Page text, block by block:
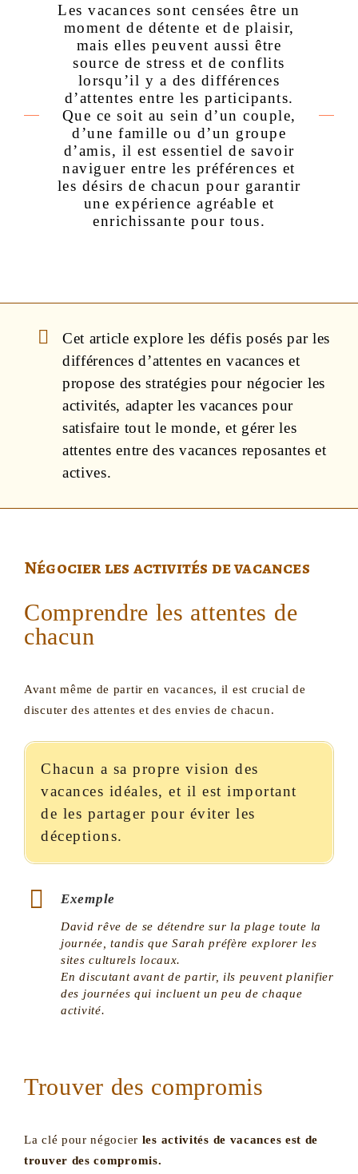
Les vacances sont censées être un
moment de détente et de plaisir,
mais elles peuvent aussi être
source de stress et de conflits
lorsqu’il y a des différences
d’attentes entre les participants.
Que ce soit au sein d’un couple,
d’une famille ou d’un groupe
d’amis, il est essentiel de savoir
naviguer entre les préférences et
les désirs de chacun pour garantir
une expérience agréable et
enrichissante pour tous.
Cet article explore les défis posés par les
différences d’attentes en vacances et
propose des stratégies pour négocier les
activités, adapter les vacances pour
satisfaire tout le monde, et gérer les
attentes entre des vacances reposantes et
actives.
Négocier les activités de vacances
Comprendre les attentes de
chacun
Avant même de partir en vacances, il est crucial de
discuter des attentes et des envies de chacun.
Chacun a sa propre vision des
vacances idéales, et il est important
de les partager pour éviter les
déceptions.
Exemple
David rêve de se détendre sur la plage toute la
journée, tandis que Sarah préfère explorer les
sites culturels locaux.
En discutant avant de partir, ils peuvent planifier
des journées qui incluent un peu de chaque
activité.
Trouver des compromis
La clé pour négocier les activités de vacances est de
trouver des compromis.